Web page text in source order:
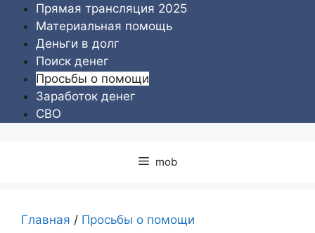
Перейти
содержимому
Прямая трансляция 2025
Материальная помощь
Деньги в долг
Поиск денег
Просьбы о помощи
Заработок денег
СВО
mob
Главная / Просьбы о помощи